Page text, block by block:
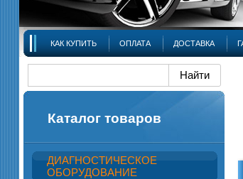
КАК КУПИТЬ ОПЛАТА ДОСТАВКА
Каталог товаров
ДИАГНОСТИЧЕСКОЕ
ОБОРУДОВАНИЕ